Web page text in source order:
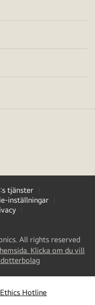
tjänster
inställningar
All rights reserved
Klicka om du vill
(
a
new
tab
Hotline